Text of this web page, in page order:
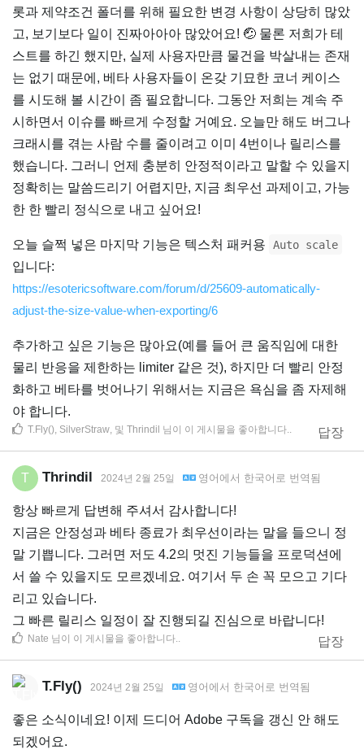
롯과 제약조건 폴더를 위해 필요한 변경 사항이 상당히 많았
고, 보기보다 일이 진짜아아아 많았어요! 🤕 물론 저희가 테
스트를 하긴 했지만, 실제 사용자만큼 물건을 박살내는 존재
는 없기 때문에, 베타 사용자들이 온갖 기묘한 코너 케이스
를 시도해 볼 시간이 좀 필요합니다. 그동안 저희는 계속 주
시하면서 이슈를 빠르게 수정할 거예요. 오늘만 해도 버그나
크래시를 겪는 사람 수를 줄이려고 이미 4번이나 릴리스를
했습니다. 그러니 언제 충분히 안정적이라고 말할 수 있을지
정확히는 말씀드리기 어렵지만, 지금 최우선 과제이고, 가능
한 한 빨리 정식으로 내고 싶어요!
오늘 슬쩍 넣은 마지막 기능은 텍스처 패커용 Auto scale
입니다:
https://esotericsoftware.com/forum/d/25609-automatically-
adjust-the-size-value-when-exporting/6
추가하고 싶은 기능은 많아요(예를 들어 큰 움직임에 대한
물리 반응을 제한하는 limiter 같은 것), 하지만 더 빨리 안정
화하고 베타를 벗어나기 위해서는 지금은 욕심을 좀 자제해
야 합니다.
답장
T.Fly(), SilverStraw, 및 Thrindil 님이 이 게시물을 좋아합니다..
T Thrindil 2024년 2월 25일 영어 에서 한국어 로 번역됨
항상 빠르게 답변해 주셔서 감사합니다!
지금은 안정성과 베타 종료가 최우선이라는 말을 들으니 정
말 기쁩니다. 그러면 저도 4.2의 멋진 기능들을 프로덕션에
서 쓸 수 있을지도 모르겠네요. 여기서 두 손 꼭 모으고 기다
리고 있습니다.
그 빠른 릴리스 일정이 잘 진행되길 진심으로 바랍니다!
답장
Nate 님이 이 게시물을 좋아합니다..
T.Fly() 2024년 2월 25일 영어 에서 한국어 로 번역됨
좋은 소식이네요! 이제 드디어 Adobe 구독을 갱신 안 해도
되겠어요.